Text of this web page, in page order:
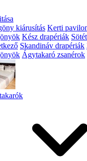
kiárusítás Kerti
Kész drapériák
Skandináv drapériák
Ágytakaró zsanérok